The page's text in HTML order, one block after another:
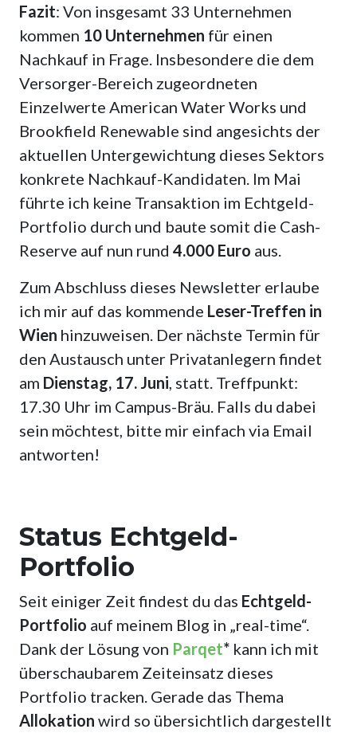
Fazit: Von insgesamt 33 Unternehmen
kommen 10 Unternehmen für einen
Nachkauf in Frage. Insbesondere die dem
Versorger-Bereich zugeordneten
Einzelwerte American Water Works und
Brookfield Renewable sind angesichts der
aktuellen Untergewichtung dieses Sektors
konkrete Nachkauf-Kandidaten. Im Mai
führte ich keine Transaktion im Echtgeld-
Portfolio durch und baute somit die Cash-
Reserve auf nun rund 4.000 Euro aus.
Zum Abschluss dieses Newsletter erlaube
ich mir auf das kommende Leser-Treffen in
Wien hinzuweisen. Der nächste Termin für
den Austausch unter Privatanlegern findet
am Dienstag, 17. Juni , statt. Treffpunkt:
17.30 Uhr im Campus-Bräu. Falls du dabei
sein möchtest, bitte mir einfach via Email
antworten!
Status Echtgeld-
Portfolio
Seit einiger Zeit findest du das Echtgeld-
Portfolio auf meinem Blog in „real-time“.
Dank der Lösung von Parqet* kann ich mit
überschaubarem Zeiteinsatz dieses
Portfolio tracken. Gerade das Thema
Allokation wird so übersichtlich dargestellt